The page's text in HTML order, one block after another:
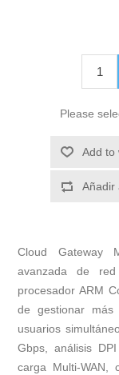
Please
Add to
Añadir
Cloud Gateway
avanzada de
procesador ARM
de gestionar
usuarios
Gbps, análisis
carga Multi-WAN,